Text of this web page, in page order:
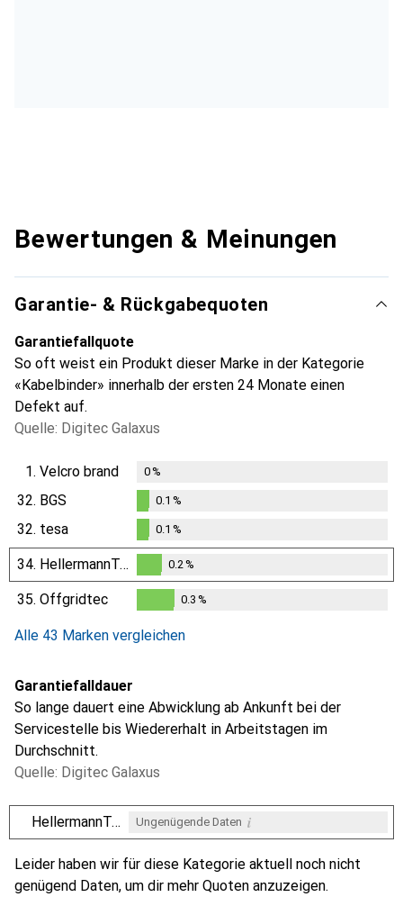
Bewertungen & Meinungen
Garantie- & Rückgabequoten
Garantiefallquote
So oft weist ein Produkt dieser Marke in der Kategorie
«Kabelbinder» innerhalb der ersten 24 Monate einen
Defekt auf.
Quelle: Digitec Galaxus
1. Velcro brand 0%
32. BGS
%
0.1 %
32. tesa
0.1%
0.1 %
34. HellermannTyton
0.2%
0.2%
35. Offgridtec 0.3 %
Alle 43 Marken vergleichen
Garantiefalldauer
So lange dauert eine Abwicklung ab Ankunft bei der
Servicestelle bis Wiedererhalt in Arbeitstagen im
Durchschnitt.
Quelle: Digitec Galaxus
HellermannTyton Ungenügende Daten i
Leider haben wir für diese Kategorie aktuell noch nicht
genügend Daten, um dir mehr Quoten anzuzeigen.